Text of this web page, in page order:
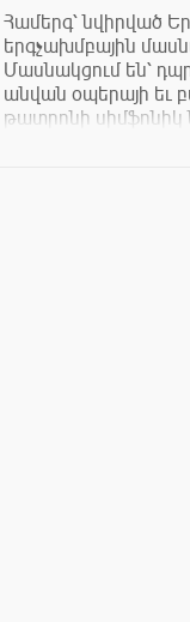
Համերգ՝ նվիրված
երգչախմբային
Մասնակցում են՝
անվան օպերայի եւ
թատրոնի սիմֆոնիկ